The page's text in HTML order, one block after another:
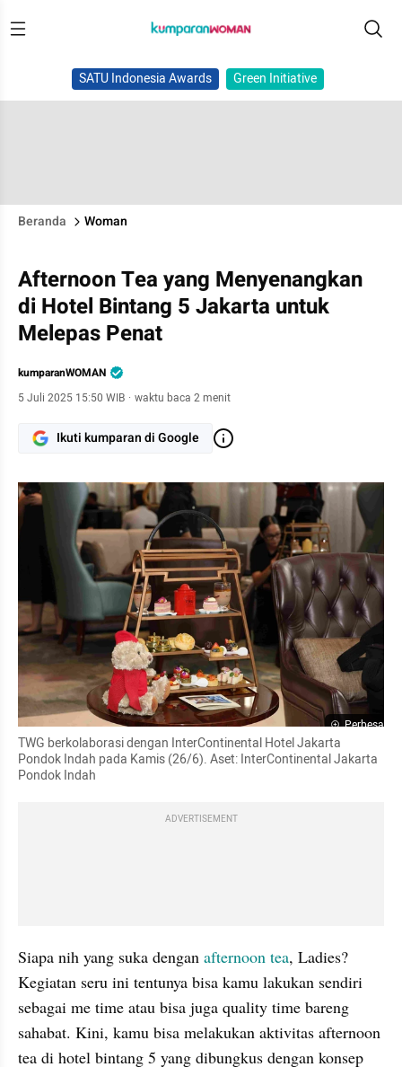
SATU Indonesia Awards Green Initiative
Beranda Woman
Afternoon Tea yang Menyenangkan
di Hotel Bintang 5 Jakarta untuk
Melepas Penat
kumparanWOMAN
5 Juli 2025 15:50 WIB · waktu baca 2 menit
Ikuti kumparan di Google
Perbesar
TWG berkolaborasi dengan InterContinental Hotel Jakarta
Pondok Indah pada Kamis (26/6). Aset: InterContinental Jakarta
Pondok Indah
ADVERTISEMENT
Siapa nih yang suka dengan afternoon tea, Ladies?
Kegiatan seru ini tentunya bisa kamu lakukan sendiri
sebagai me time atau bisa juga quality time bareng
sahabat. Kini, kamu bisa melakukan aktivitas afternoon
tea di hotel bintang 5 yang dibungkus dengan konsep